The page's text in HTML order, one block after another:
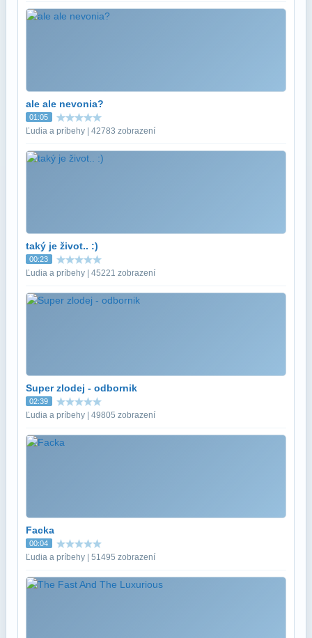
ale ale nevonia?
01:05
Ľudia a príbehy | 42783 zobrazení
taký je život.. :)
00:23
Ľudia a príbehy | 45221 zobrazení
Super zlodej - odbornik
02:39
Ľudia a príbehy | 49805 zobrazení
Facka
00:04
Ľudia a príbehy | 51495 zobrazení